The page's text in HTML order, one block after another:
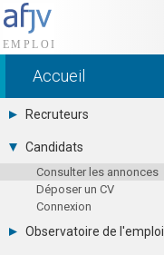
Accueil
Recruteurs
Déposer une annonce
Tarifs
Interface recruteur
Candidats
Consulter les annonces
Déposer un CV
Connexion
Observatoire de l'emploi